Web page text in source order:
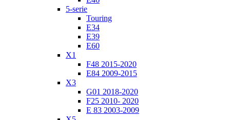
5-serie
Touring
E34
E39
E60
X1
F48 2015-2020
E84 2009-2015
X3
G01 2018-2020
F25 2010- 2020
Е 83 2003-2009